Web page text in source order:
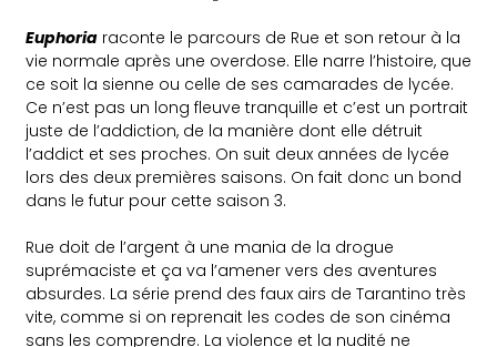
Euphoria raconte le parcours de Rue et son retour à la
vie normale après une overdose. Elle narre l’histoire, que
ce soit la sienne ou celle de ses camarades de lycée.
Ce n’est pas un long fleuve tranquille et c’est un portrait
juste de l’addiction, de la manière dont elle détruit
l’addict et ses proches. On suit deux années de lycée
lors des deux premières saisons. On fait donc un bond
dans le futur pour cette saison 3.
Rue doit de l’argent à une mania de la drogue
suprémaciste et ça va l’amener vers des aventures
absurdes. La série prend des faux airs de Tarantino très
vite, comme si on reprenait les codes de son cinéma
sans les comprendre. La violence et la nudité ne